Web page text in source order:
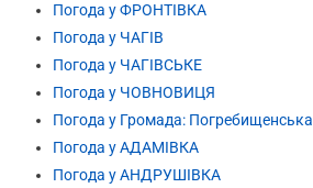
Погода у ФРОНТІВКА
Погода у ЧАГІВ
Погода у ЧАГІВСЬКЕ
Погода у ЧОВНОВИЦЯ
Погода у Громада: Погребищенська
Погода у АДАМІВКА
Погода у АНДРУШІВКА